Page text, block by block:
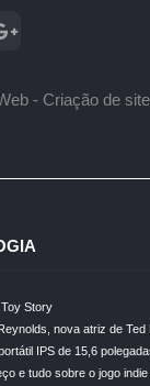
- Criação de
Story
nova atriz de Ted
IPS de 15,6
e tudo sobre o jogo